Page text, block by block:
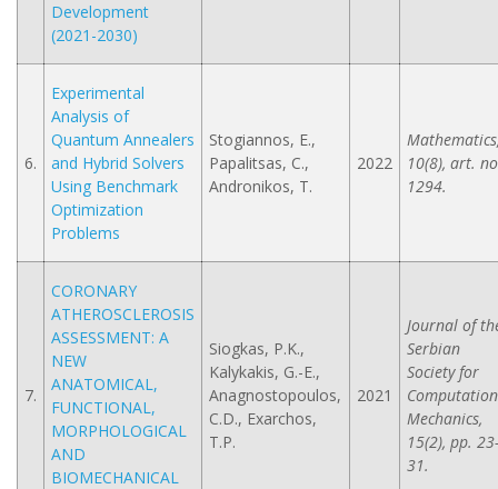
Development
(2021-2030)
6.
Experimental
Analysis of
Quantum Annealers
and Hybrid Solvers
Using Benchmark
Optimization
Problems
Stogiannos, E.,
Papalitsas, C.,
Andronikos, T.
2022
10(8), art.
1294.
7.
CORONARY
ATHEROSCLEROSIS
ASSESSMENT: A
NEW
ANATOMICAL,
FUNCTIONAL,
MORPHOLOGICAL
AND
BIOMECHANICAL
Siogkas, P.K.,
Kalykakis, G.-E.,
Anagnostopoulos,
C.D., Exarchos,
T.P.
2021
Journal of
Serbian
Society for
Mechanics,
15(2), pp. 23-
31.